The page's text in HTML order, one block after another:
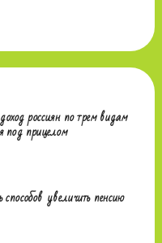
россиян по трем видам
под прицелом
увеличить пенсию